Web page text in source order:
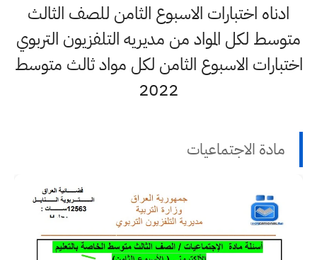
ادناه اختبارات الاسبوع الثامن للصف الثالث
متوسط لكل المواد من مديريه التلفزيون التربوي
اختبارات الاسبوع الثامن لكل مواد ثالث متوسط
2022
مادة الاجتماعيات